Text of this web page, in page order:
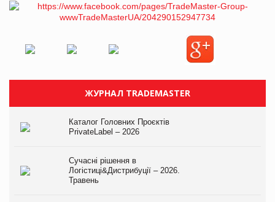
ЖУРНАЛ TRADEMASTER
Каталог Головних Проєктів
PrivateLabel – 2026
Сучасні рішення в
Логістиці&Дистрибуції – 2026.
Травень